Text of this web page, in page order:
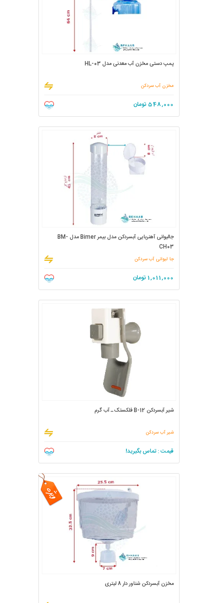
پمپ دستی مخزن آب معدنی مدل HL-03
مخزن آب سردکن
548,000 تومان
جالیوانی آهنربایی آبسردکن مدل بیمر Bimer مدل BM-
CH03
جا لیوانی آب سردکن
1,011,000 تومان
شیر آبسردکن B-12 فلکستک ـ آب گرم
شیر آب سردکن
قیمت : تماس بگیرید!
مخزن آبسردکن شناور دار 8 لیتری